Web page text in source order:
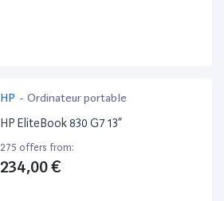
HP - Ordinateur portable
HP EliteBook 830 G7 13”
275 offers from:
234,00 €